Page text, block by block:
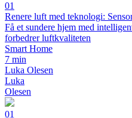
01
Renere luft med teknologi:
Få et sundere hjem med
forbedrer luftkvaliteten
Smart Home
7 min
Luka Olesen
Luka
Olesen
01